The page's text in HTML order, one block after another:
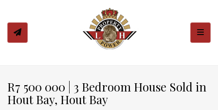
R7 500 000 | 3 Bedroom House Sold in
Hout Bay, Hout Bay